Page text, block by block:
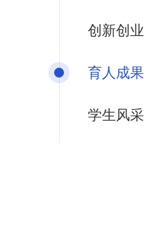
创新创业
育人成果
学生风采